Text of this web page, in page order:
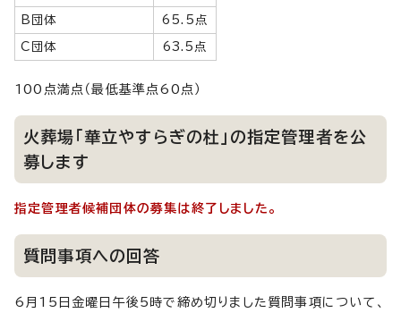
B団体 65.5点
C団体 63.5点
100点満点（最低基準点60点）
火葬場「華立やすらぎの杜」の指定管理者を公
募します
指定管理者候補団体の募集は終了しました。
質問事項への回答
6月15日金曜日午後5時で締め切りました質問事項について、